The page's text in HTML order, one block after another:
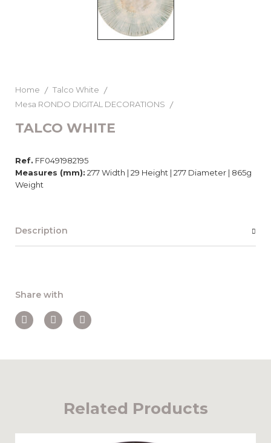
Home
Talco White
Mesa RONDO DIGITAL DECORATIONS
TALCO WHITE
Ref. FF0491982195
Measures (mm): 277 Width | 29 Height | 277 Diameter | 865g
Weight
Description
Share with
Related Products